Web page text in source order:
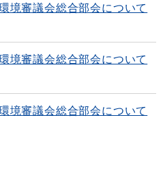
境審議会総合部会について
境審議会総合部会について
境審議会総合部会について